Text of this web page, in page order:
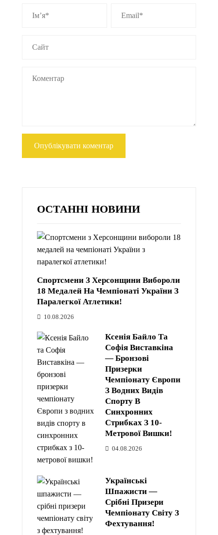
ОСТАННІ НОВИНИ
Спортсмени З Херсонщини Вибороли
18 Медалей На Чемпіонаті України З
Паралегкої Атлетики!
10.08.2026
Ксенія Байло Та
Софія Виставкіна
— Бронзові
Призерки
Чемпіонату Європи
З Водних Видів
Спорту В
Синхронних
Стрибках З 10-
Метрової Вишки!
04.08.2026
Українські
Шпажисти —
Срібні Призери
Чемпіонату Світу З
Фехтування!